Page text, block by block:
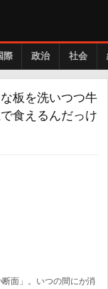
際 政治 社会
板を洗いつつ牛
食えるんだっけ
面」。いつの間にか消